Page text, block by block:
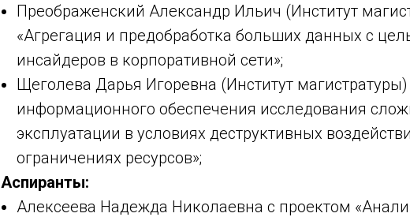
Преображенский Александр Ильич (Институт
«Агрегация и предобработка больших данных с
инсайдеров в корпоративной сети»;
Щеголева Дарья Игоревна (Институт
информационного обеспечения исследования
эксплуатации в условиях деструктивных
ограничениях ресурсов»;
Аспиранты:
Алексеева Надежда Николаевна с проектом